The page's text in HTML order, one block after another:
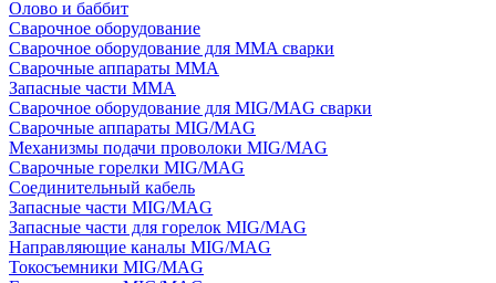
Олово и баббит
Сварочное оборудование
Сварочное оборудование для MMA сварки
Сварочные аппараты MMA
Запасные части MMA
Сварочное оборудование для MIG/MAG сварки
Сварочные аппараты MIG/MAG
Механизмы подачи проволоки MIG/MAG
Сварочные горелки MIG/MAG
Соединительный кабель
Запасные части MIG/MAG
Запасные части для горелок MIG/MAG
Направляющие каналы MIG/MAG
Токосъемники MIG/MAG